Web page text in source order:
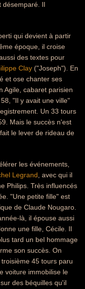
désemparé. Il
qui devient à partir
époque, il croise
des textes pour
Clay ("Joseph"). En
et ose chanter ses
Agile, cabaret parisien
"Il y avait une ville"
Un 33 tours
Mais le succès n'est
le lever de rideau de
les événements,
Legrand , avec qui il
Philips. Très influencés
"Une petite fille" est
de Claude Nougaro.
là, il épouse aussi
une fille, Cécile. Il
tard un bel hommage
son succès. On
45 tours paru
voiture immobilise le
des béquilles qu'il